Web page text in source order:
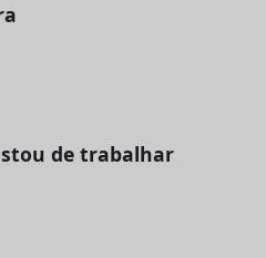
de trabalhar